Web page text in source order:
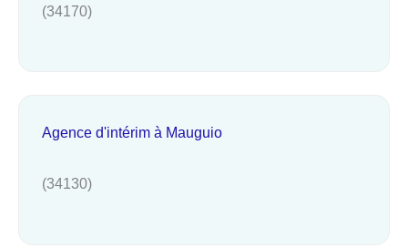
(34170)
Agence d'intérim à Mauguio
(34130)